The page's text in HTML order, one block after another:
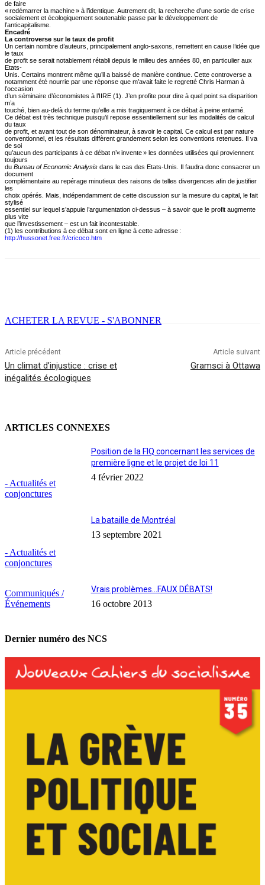
de faire
« redémarrer la machine » à l’identique. Autrement dit, la recherche d’une sortie de crise
socialement et écologiquement soutenable passe par le développement de
l’anticapitalisme.
Encadré
La controverse sur le taux de profit
Un certain nombre d’auteurs, principalement anglo-saxons, remettent en cause l’idée que
le taux
de profit se serait notablement rétabli depuis le milieu des années 80, en particulier aux
Etats-
Unis. Certains montrent même qu’il a baissé de manière continue. Cette controverse a
notamment été nourrie par une réponse que m’avait faite le regretté Chris Harman à
l’occasion
d’un séminaire d’économistes à l’IIRE (1). J’en profite pour dire à quel point sa disparition
m’a
touché, bien au-delà du terme qu’elle a mis tragiquement à ce débat à peine entamé.
Ce débat est très technique puisqu’il repose essentiellement sur les modalités de calcul
du taux
de profit, et avant tout de son dénominateur, à savoir le capital. Ce calcul est par nature
conventionnel, et les résultats diffèrent grandement selon les conventions retenues. Il va
de soi
qu’aucun des participants à ce débat n’« invente » les données utilisées qui proviennent
toujours
du Bureau of Economic Analysis dans le cas des Etats-Unis. Il faudra donc consacrer un
document
complémentaire au repérage minutieux des raisons de telles divergences afin de justifier
les
choix opérés. Mais, indépendamment de cette discussion sur la mesure du capital, le fait
stylisé
essentiel sur lequel s’appuie l’argumentation ci-dessus – à savoir que le profit augmente
plus vite
que l’investissement – est un fait incontestable.
(1) les contributions à ce débat sont en ligne à cette adresse :
http://hussonet.free.fr/cricoco.htm
ACHETER LA REVUE - S'ABONNER
Article précédent
Un climat d’injustice : crise et
inégalités écologiques
Article suivant
Gramsci à Ottawa
ARTICLES CONNEXES
- Actualités et
conjonctures
Position de la FIQ concernant les services de
première ligne et le projet de loi 11
4 février 2022
- Actualités et
conjonctures
La bataille de Montréal
13 septembre 2021
Communiqués /
Événements
Vrais problèmes…FAUX DÉBATS!
16 octobre 2013
Dernier numéro des NCS